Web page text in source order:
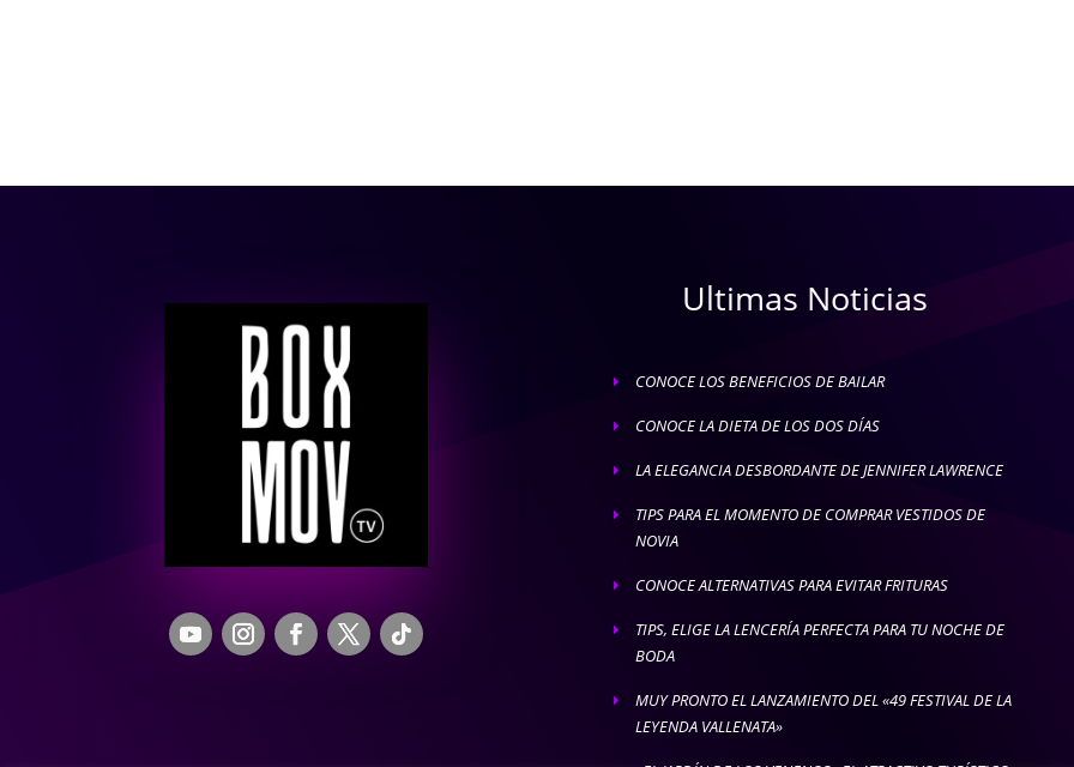
Ultimas Noticias
E CONOCE LOS BENEFICIOS DE BAILAR
E CONOCE LA DIETA DE LOS DOS DÍAS
E LA ELEGANCIA DESBORDANTE DE JENNIFER LAWRENCE
E
TIPS PARA EL MOMENTO DE COMPRAR VESTIDOS DE
NOVIA
E CONOCE ALTERNATIVAS PARA EVITAR FRITURAS
E
TIPS, ELIGE LA LENCERÍA PERFECTA PARA TU NOCHE DE
BODA
E
MUY PRONTO EL LANZAMIENTO DEL «49 FESTIVAL DE LA
LEYENDA VALLENATA»